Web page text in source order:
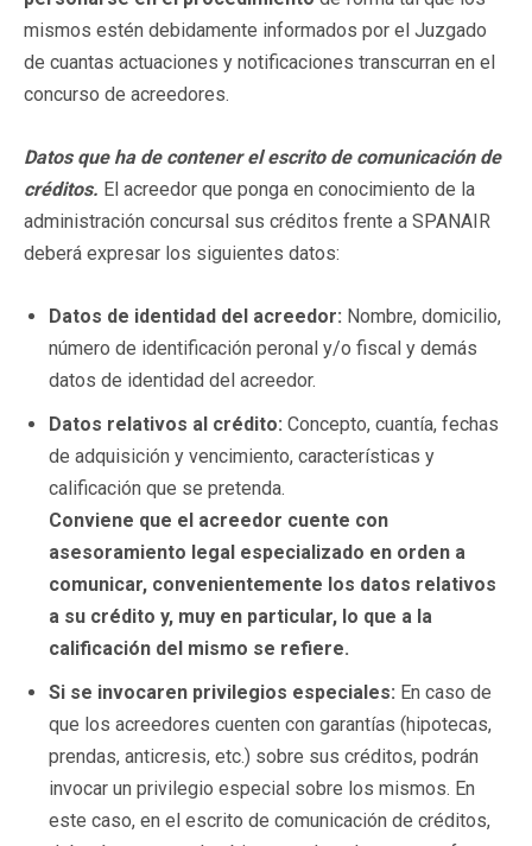
mismos estén debidamente informados por el Juzgado
de cuantas actuaciones y notificaciones transcurran en el
concurso de acreedores.
Datos que ha de contener el escrito de comunicación de
créditos. El acreedor que ponga en conocimiento de la
administración concursal sus créditos frente a SPANAIR
deberá expresar los siguientes datos:
Datos de identidad del acreedor: Nombre, domicilio,
número de identificación peronal y/o fiscal y demás
datos de identidad del acreedor.
Datos relativos al crédito: Concepto, cuantía, fechas
de adquisición y vencimiento, características y
calificación que se pretenda.
Conviene que el acreedor cuente con
asesoramiento legal especializado en orden a
comunicar, convenientemente los datos relativos
a su crédito y, muy en particular, lo que a la
calificación del mismo se refiere.
Si se invocaren privilegios especiales: En caso de
que los acreedores cuenten con garantías (hipotecas,
prendas, anticresis, etc.) sobre sus créditos, podrán
invocar un privilegio especial sobre los mismos. En
este caso, en el escrito de comunicación de créditos,